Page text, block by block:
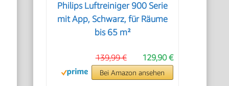
Philips Luftreiniger 900 Serie
mit App, Schwarz, für Räume
bis 65 m²
129,90 €
139,99 €
Bei Amazon ansehen